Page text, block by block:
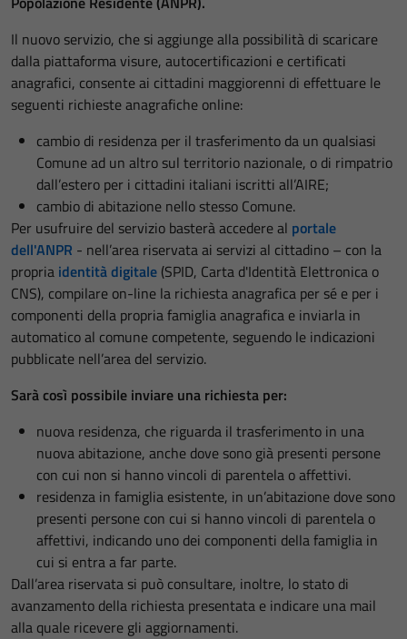
Il nuovo servizio, che si aggiunge alla possibilità di scaricare
dalla piattaforma visure, autocertificazioni e certificati
anagrafici, consente ai cittadini maggiorenni di effettuare le
seguenti richieste anagrafiche online:
cambio di residenza per il trasferimento da un qualsiasi
Comune ad un altro sul territorio nazionale, o di rimpatrio
dall’estero per i cittadini italiani iscritti all’AIRE;
cambio di abitazione nello stesso Comune.
Per usufruire del servizio basterà accedere al portale
dell'ANPR - nell’area riservata ai servizi al cittadino – con la
propria identità digitale (SPID, Carta d'Identità Elettronica o
CNS), compilare on-line la richiesta anagrafica per sé e per i
componenti della propria famiglia anagrafica e inviarla in
automatico al comune competente, seguendo le indicazioni
pubblicate nell’area del servizio.
Sarà così possibile inviare una richiesta per:
nuova residenza, che riguarda il trasferimento in una
nuova abitazione, anche dove sono già presenti persone
con cui non si hanno vincoli di parentela o affettivi.
residenza in famiglia esistente, in un’abitazione dove sono
presenti persone con cui si hanno vincoli di parentela o
affettivi, indicando uno dei componenti della famiglia in
cui si entra a far parte.
Dall’area riservata si può consultare, inoltre, lo stato di
avanzamento della richiesta presentata e indicare una mail
alla quale ricevere gli aggiornamenti.